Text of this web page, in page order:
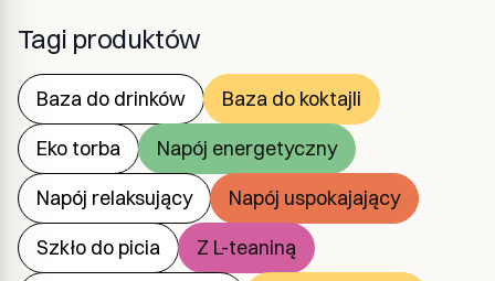
Tagi produktów
Baza do drinków
Baza do koktajli
Eko torba
Napój energetyczny
Napój relaksujący
Napój uspokajający
Szkło do picia
Z L-teaniną